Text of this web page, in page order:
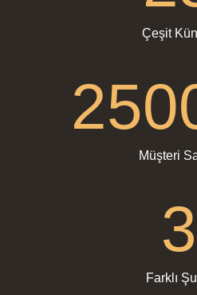
Çeşit
Müşteri
3
Farklı